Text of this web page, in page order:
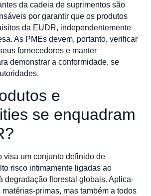
da cadeia de suprimentos são
por garantir que os produtos
da EUDR, independentemente
As PMEs devem, portanto, verificar
fornecedores e manter
demonstrar a conformidade, se
e
se enquadram
visa um conjunto definido de
risco intimamente ligadas ao
degradação florestal globais. Aplica-
primas, mas também a todos